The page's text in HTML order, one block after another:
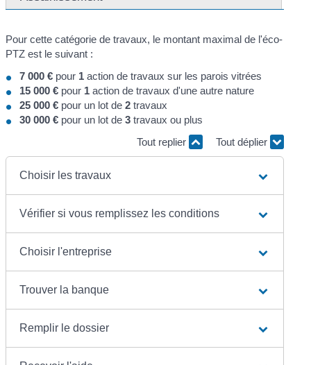
Pour cette catégorie de travaux, le montant maximal de l'éco-
PTZ est le suivant :
7 000 € pour 1 action de travaux sur les parois vitrées
15 000 € pour 1 action de travaux d'une autre nature
25 000 € pour un lot de2 travaux
30 000 € pour un lot de3 travaux ou plus
Tout replier
Tout déplier
Choisir les travaux
Vérifier si vous remplissez les conditions
Choisir l'entreprise
Trouver la banque
Remplir le dossier